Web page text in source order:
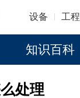
设备 工程
知识百科
处理